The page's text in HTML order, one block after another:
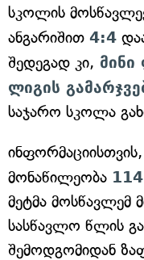
სკოლის
ანგარიშით 4:4
შედეგად კი,
ლიგის
საჯარო სკოლა
მონაწილეობა 114
მეტმა მოსწავლემ
სასწავლო წლის
შემოდგომიდან